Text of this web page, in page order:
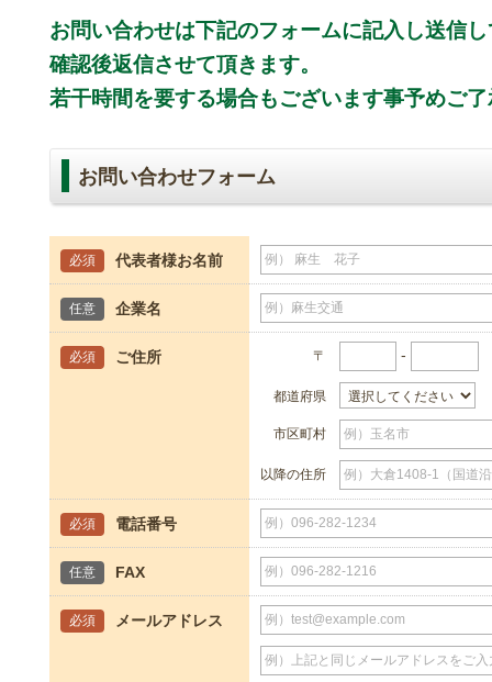
お問い合わせは下記のフォームに記入し送信
確認後返信させて頂きます。
若干時間を要する場合もございます事予めご
お問い合わせフォーム
必須 代表者様お名前
任意 企業名
必須 ご住所 〒 -
都道府県
市区町村
以降の住所
必須 電話番号
任意 FAX
必須 メールアドレス